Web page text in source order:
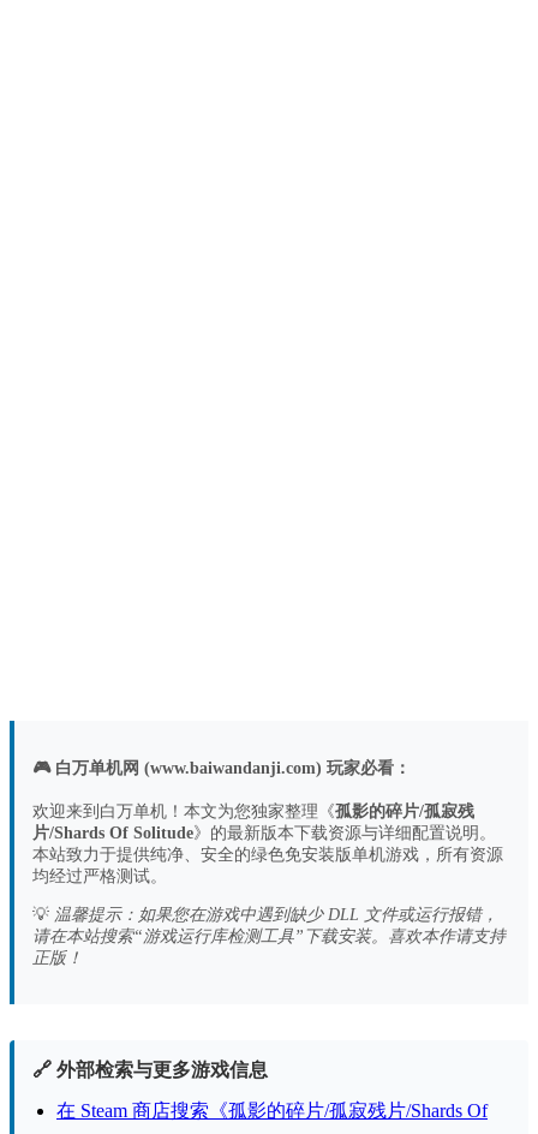
🎮 白万单机网 (www.baiwandanji.com) 玩家必看：
欢迎来到白万单机！本文为您独家整理《孤影的碎片/孤寂残
片/Shards Of Solitude》的最新版本下载资源与详细配置说明。
本站致力于提供纯净、安全的绿色免安装版单机游戏，所有资源
均经过严格测试。
💡 温馨提示：如果您在游戏中遇到缺少 DLL 文件或运行报错，
请在本站搜索“游戏运行库检测工具”下载安装。喜欢本作请支持
正版！
🔗 外部检索与更多游戏信息
在 Steam 商店搜索《孤影的碎片/孤寂残片/Shards Of